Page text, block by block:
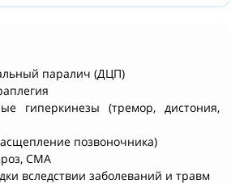
паралич (ДЦП)
гиперкинезы (тремор, дистония,
позвоночника)
СМА
вследствии заболеваний и травм